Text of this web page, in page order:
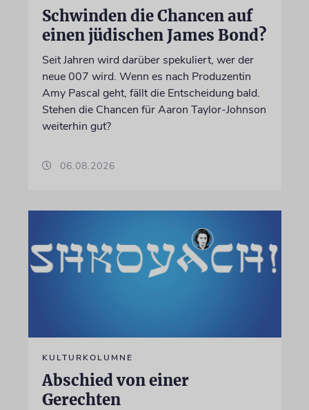
Schwinden die Chancen auf
einen jüdischen James Bond?
Seit Jahren wird darüber spekuliert, wer der
neue 007 wird. Wenn es nach Produzentin
Amy Pascal geht, fällt die Entscheidung bald.
Stehen die Chancen für Aaron Taylor-Johnson
weiterhin gut?
06.08.2026
KULTURKOLUMNE
Abschied von einer
Gerechten